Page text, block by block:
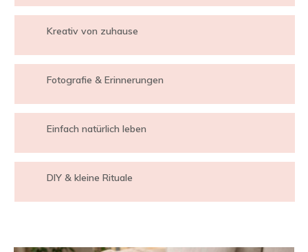
Kreativ von zuhause
Fotografie & Erinnerungen
Einfach natürlich leben
DIY & kleine Rituale